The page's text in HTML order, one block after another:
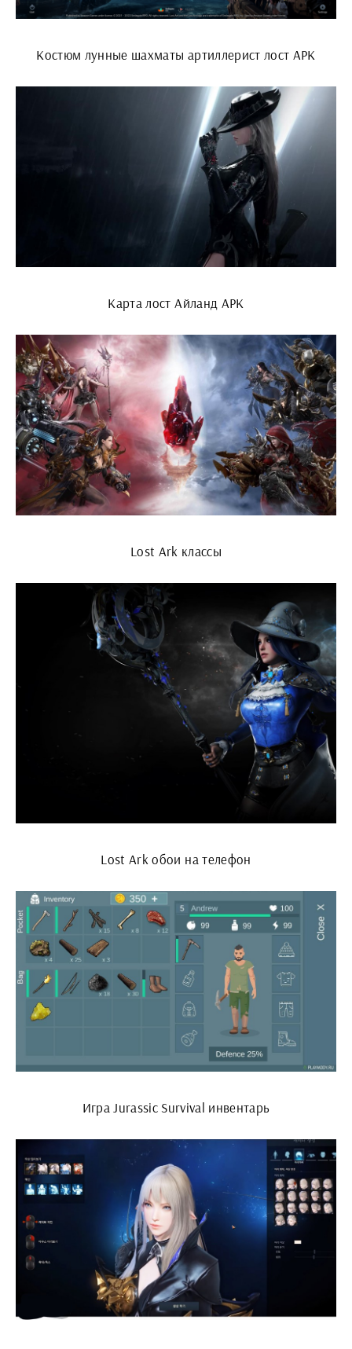
Костюм лунные шахматы артиллерист лост АРК
Карта лост Айланд АРК
Lost Ark классы
Lost Ark обои на телефон
Игра Jurassic Survival инвентарь